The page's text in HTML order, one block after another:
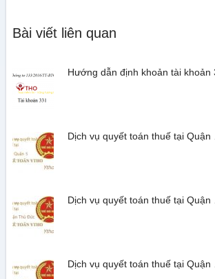
Bài viết liên quan
Hướng dẫn định khoản tài khoản
Dịch vụ quyết toán thuế tại Quận
Dịch vụ quyết toán thuế tại Quận
Dịch vụ quyết toán thuế tại Quận